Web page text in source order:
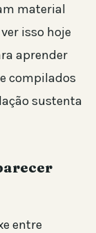
material
isso hoje
aprender
compilados
sustenta
entre